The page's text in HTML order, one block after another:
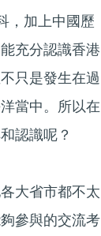
，加上中國歷
充分認識香港
只是發生在過
當中。所以在
認識呢？
大省市都不太
參與的交流考